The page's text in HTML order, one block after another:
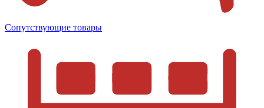
Сопутствующие товары